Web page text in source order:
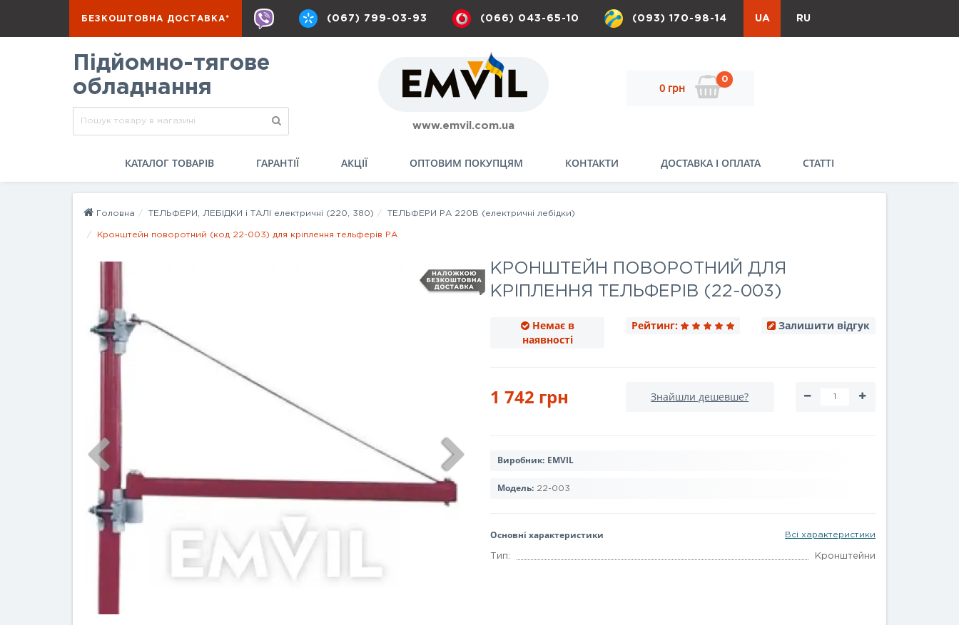
БЕЗКОШТОВНА ДОСТАВКА* (067) 799-03-93 (066) 043-65-10 (093) 170-98-14 UA RU
Підйомно-тягове
обладнання
www.emvil.com.ua
0 грн
0
КАТАЛОГ ТОВАРІВ ГАРАНТІЇ АКЦІЇ ОПТОВИМ ПОКУПЦЯМ КОНТАКТИ ДОСТАВКА І ОПЛАТА СТАТТІ
Головна ТЕЛЬФЕРИ, ЛЕБІДКИ і ТАЛІ електричні (220, 380) ТЕЛЬФЕРИ РА 220В (електричні лебідки)
Кронштейн поворотний (код 22-003) для кріплення тельферів РА
КРОНШТЕЙН ПОВОРОТНИЙ ДЛЯ
КРІПЛЕННЯ ТЕЛЬФЕРІВ (22-003)
Немає в
наявності
Рейтинг: Залишити відгук
1 742 грн Знайшли дешевше?
Виробник: EMVIL
Модель: 22-003
Основні характеристики Всі характеристики
Тип: Кронштейни